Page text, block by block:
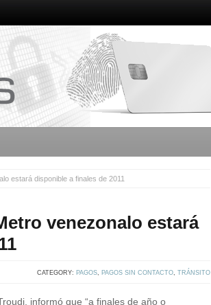
estará disponible a finales de 2011
venezonalo estará
CATEGORY: PAGOS, PAGOS SIN CONTACTO, TRÁNSITO
informó que “a finales de año o